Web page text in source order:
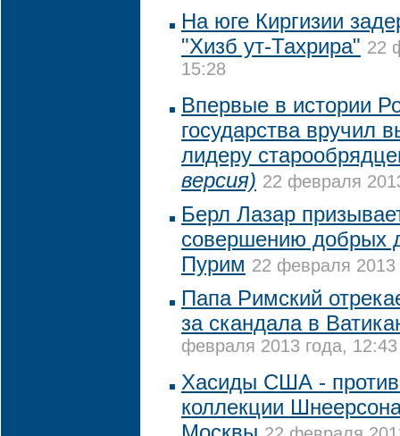
На юге Киргизии
"Хизб ут-Тахрира" 22
15:28
Впервые в истории
государства вручил
лидеру
версия) 22 февраля
Берл Лазар
совершению добрых
Пурим 22 февраля 2013
Папа Римский
за скандала в
февраля 2013 года, 12:43
Хасиды США - против
коллекции